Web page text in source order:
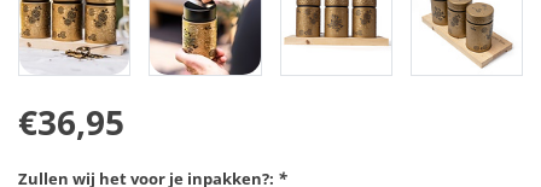
€36,95
Zullen wij het voor je inpakken?: *